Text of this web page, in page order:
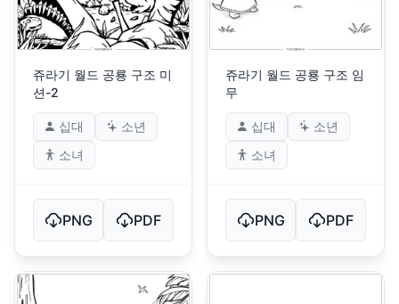
쥬라기 월드 공룡 구조 미
션-2
십대
소년
소녀
PNG PDF
쥬라기 월드 공룡 구조 임
무
십대
소년
소녀
PNG PDF